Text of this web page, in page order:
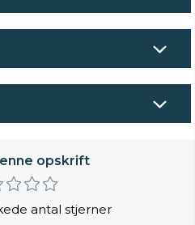
opskrift
antal stjerner